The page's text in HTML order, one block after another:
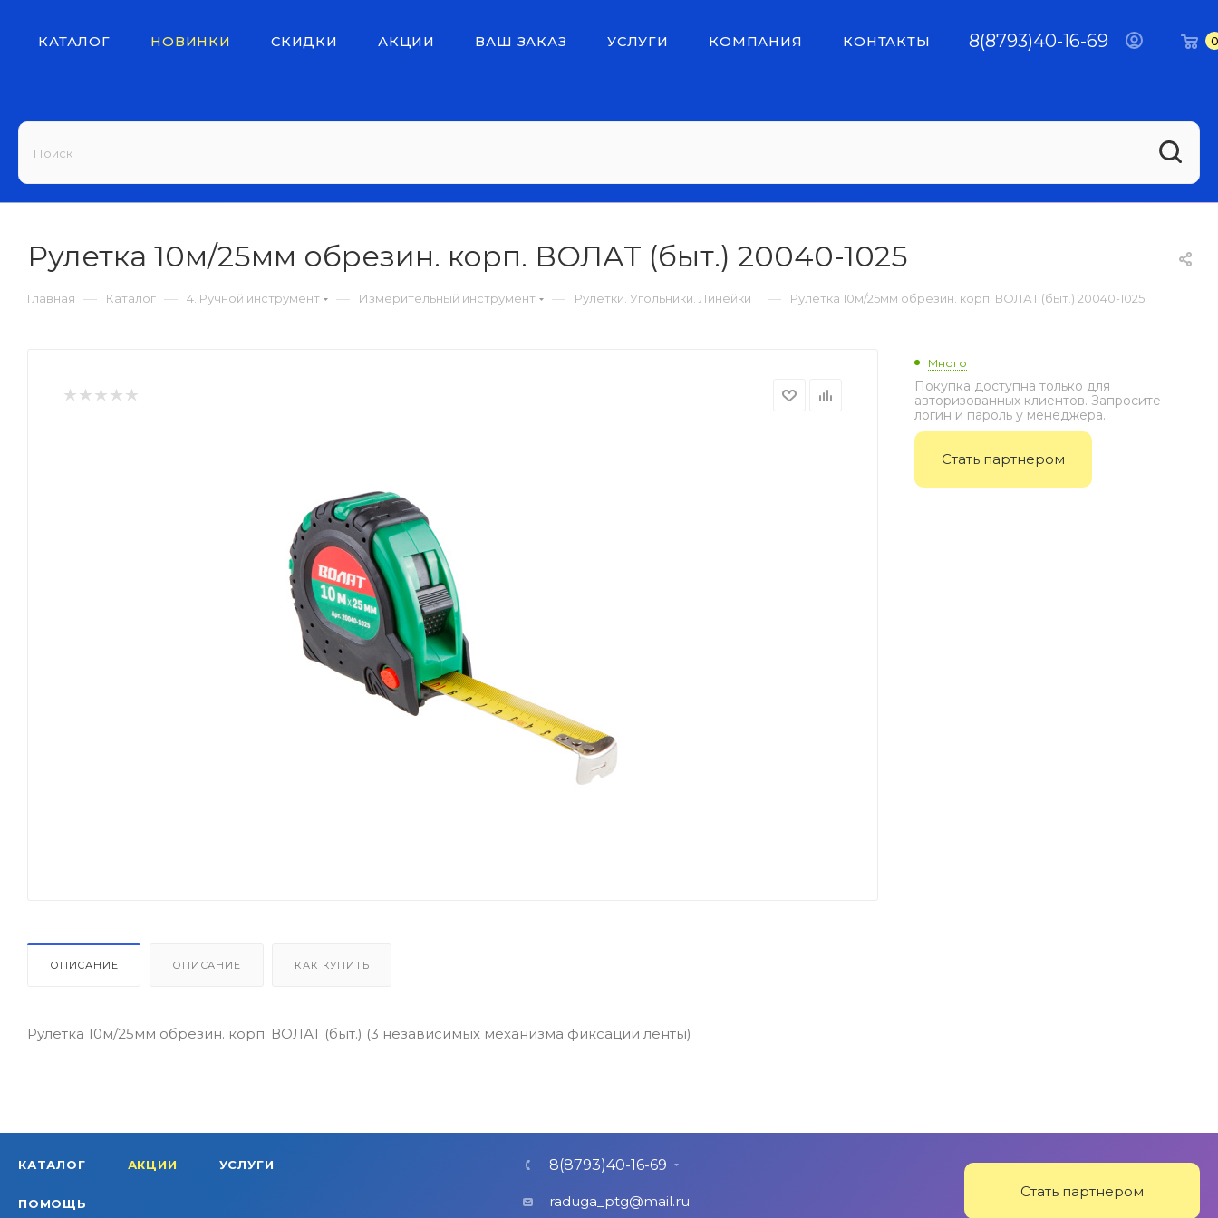
8(8793)40-16-69
КАТАЛОГ НОВИНКИ СКИДКИ АКЦИИ ВАШ ЗАКАЗ УСЛУГИ КОМПАНИЯ КОНТАКТЫ 0
Рулетка 10м/25мм обрезин. корп. ВОЛАТ (быт.) 20040-1025
Главная — Каталог — 4. Ручной инструмент — Измерительный инструмент — Рулетки. Угольники. Линейки — Рулетка 10м/25мм обрезин. корп. ВОЛАТ (быт.) 20040-1025
ОПИСАНИЕ ОПИСАНИЕ КАК КУПИТЬ
Рулетка 10м/25мм обрезин. корп. ВОЛАТ (быт.) (3 независимых механизма фиксации ленты)
Много
Покупка доступна только для
авторизованных клиентов. Запросите
логин и пароль у менеджера.
Стать партнером
КАТАЛОГ АКЦИИ УСЛУГИ
ПОМОЩЬ
8(8793)40-16-69
raduga_ptg@mail.ru
Стать партнером